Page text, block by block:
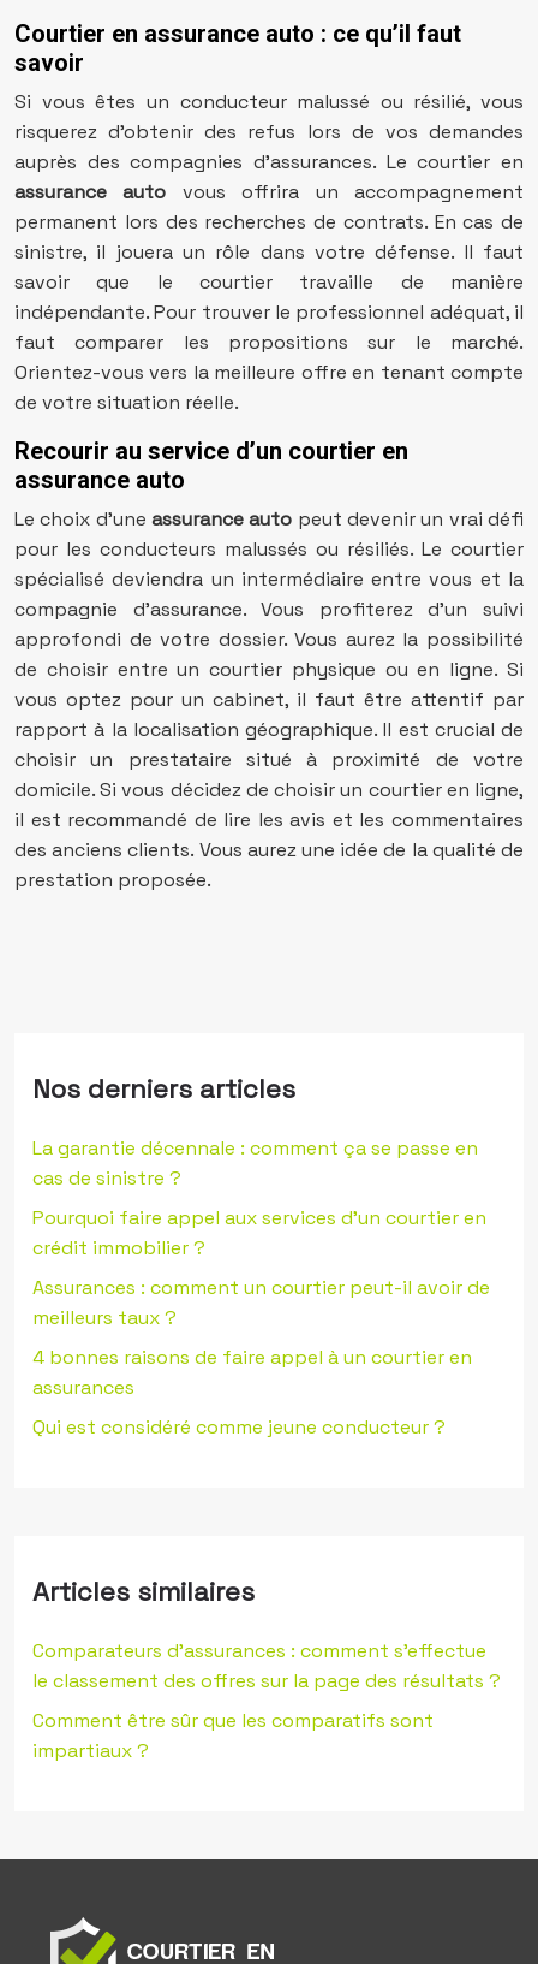
Courtier en assurance auto : ce qu’il faut
savoir
Si vous êtes un conducteur malussé ou résilié, vous
risquerez d’obtenir des refus lors de vos demandes
auprès des compagnies d’assurances. Le courtier en
assurance auto vous offrira un accompagnement
permanent lors des recherches de contrats. En cas de
sinistre, il jouera un rôle dans votre défense. Il faut
savoir que le courtier travaille de manière
indépendante. Pour trouver le professionnel adéquat, il
faut comparer les propositions sur le marché.
Orientez-vous vers la meilleure offre en tenant compte
de votre situation réelle.
Recourir au service d’un courtier en
assurance auto
Le choix d’une assurance auto peut devenir un vrai défi
pour les conducteurs malussés ou résiliés. Le courtier
spécialisé deviendra un intermédiaire entre vous et la
compagnie d’assurance. Vous profiterez d’un suivi
approfondi de votre dossier. Vous aurez la possibilité
de choisir entre un courtier physique ou en ligne. Si
vous optez pour un cabinet, il faut être attentif par
rapport à la localisation géographique. Il est crucial de
choisir un prestataire situé à proximité de votre
domicile. Si vous décidez de choisir un courtier en ligne,
il est recommandé de lire les avis et les commentaires
des anciens clients. Vous aurez une idée de la qualité de
prestation proposée.
Nos derniers articles
La garantie décennale : comment ça se passe en
cas de sinistre ?
Pourquoi faire appel aux services d’un courtier en
crédit immobilier ?
Assurances : comment un courtier peut-il avoir de
meilleurs taux ?
4 bonnes raisons de faire appel à un courtier en
assurances
Qui est considéré comme jeune conducteur ?
Articles similaires
Comparateurs d’assurances : comment s’effectue
le classement des offres sur la page des résultats ?
Comment être sûr que les comparatifs sont
impartiaux ?